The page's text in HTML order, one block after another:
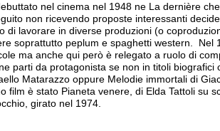
nel cinema nel 1948 ne La dernière
non ricevendo proposte interessanti
di lavorare in diverse produzioni (o
soprattutto peplum e spaghetti western. Nel
ma anche qui però è relegato a ruolo di
parti da protagonista se non in titoli biografici
Matarazzo oppure Melodie immortali di
film è stato Pianeta venere, di Elda Tattoli su
girato nel 1974.